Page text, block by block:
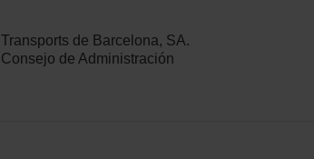
Transports de Barcelona, SA.
Consejo de Administración